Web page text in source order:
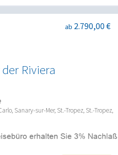
Riviera
ab 2.790,00 €
Sanary-sur-Mer, St.-Tropez, St.-Tropez,